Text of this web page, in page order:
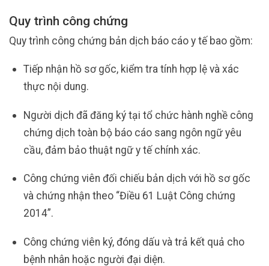
Quy trình công chứng
Quy trình công chứng bản dịch báo cáo y tế bao gồm:
Tiếp nhận hồ sơ gốc, kiểm tra tính hợp lệ và xác
thực nội dung.
Người dịch đã đăng ký tại tổ chức hành nghề công
chứng dịch toàn bộ báo cáo sang ngôn ngữ yêu
cầu, đảm bảo thuật ngữ y tế chính xác.
Công chứng viên đối chiếu bản dịch với hồ sơ gốc
và chứng nhận theo “Điều 61 Luật Công chứng
2014”.
Công chứng viên ký, đóng dấu và trả kết quả cho
bệnh nhân hoặc người đại diện.